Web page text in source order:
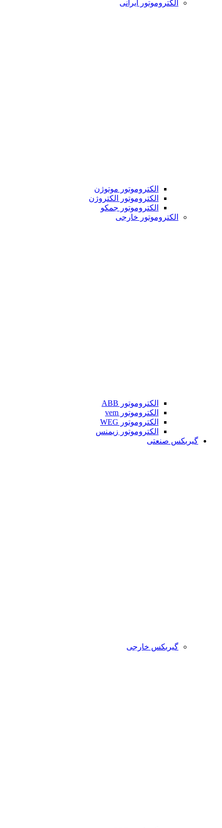
الکتروموتور ایرانی
الکتروموتور موتوژن
الکتروموتور الکتروژن
الکتروموتور جمکو
الکتروموتور خارجی
الکتروموتور ABB
الکتروموتور vem
الکتروموتور WEG
الکتروموتور زیمنس
گیربکس صنعتی
گیربکس خارجی